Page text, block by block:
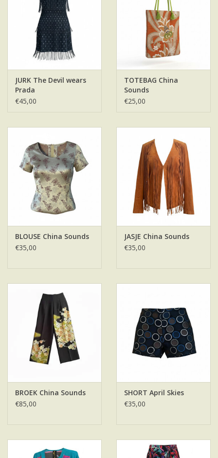
JURK The Devil wears
Prada
€45,00
TOTEBAG China
Sounds
€25,00
BLOUSE China Sounds
€35,00
JASJE China Sounds
€35,00
BROEK China Sounds
€85,00
SHORT April Skies
€35,00